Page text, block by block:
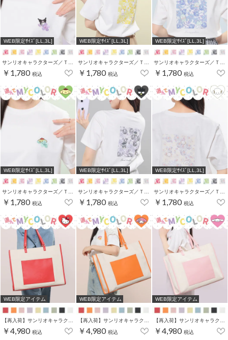
WEB限定ｻｲｽﾞ[LL,3L]
￥1,780 税込
WEB限定ｻｲｽﾞ[LL,3L]
￥1,780 税込
WEB限定ｻｲｽﾞ[LL,3L]
￥1,780 税込
WEB限定ｻｲｽﾞ[LL,3L]
￥1,780 税込
WEB限定ｻｲｽﾞ[LL,3L]
￥1,780 税込
WEB限定ｻｲｽﾞ[LL,3L]
￥1,780 税込
WEB限定アイテム
￥4,980 税込
WEB限定アイテム
￥4,980 税込
WEB限定アイテム
￥4,980 税込